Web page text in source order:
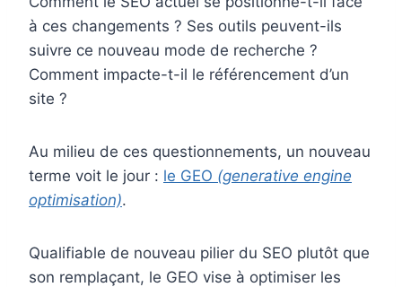
à ces changements ? Ses outils peuvent-ils
suivre ce nouveau mode de recherche ?
Comment impacte-t-il le référencement d’un
site ?
Au milieu de ces questionnements, un nouveau
terme voit le jour : le GEO (generative engine
optimisation).
Qualifiable de nouveau pilier du SEO plutôt que
son remplaçant, le GEO vise à optimiser les